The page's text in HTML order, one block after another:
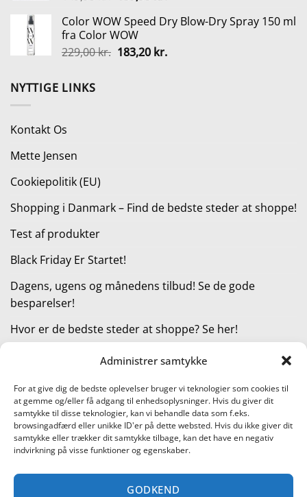
Administrer samtykke
For at give dig de bedste oplevelser bruger vi teknologier som cookies til
at gemme og/eller få adgang til enhedsoplysninger. Hvis du giver dit
samtykke til disse teknologier, kan vi behandle data som f.eks.
browsingadfærd eller unikke ID'er på dette websted. Hvis du ikke giver dit
samtykke eller trækker dit samtykke tilbage, kan det have en negativ
indvirkning på visse funktioner og egenskaber.
GODKEND
pris
var:
149,95 kr..
pris
139,95 kr..
Color WOW Speed Dry Blow-Dry Spray 150 ml
fra Color WOW
229,00kr. Den
183,20 kr.Den
NYTTIGE LINKS
Kontakt Os
Mette Jensen
Cookiepolitik (EU)
Shopping i Danmark – Find de bedste steder at shoppe!
Test af produkter
Black Friday Er Startet!
Dagens, ugens og månedens tilbud! Se de gode
besparelser!
Hvor er de bedste steder at shoppe? Se her!
Kategorier
Læs vores guide til online shopping
PayPal Stripe